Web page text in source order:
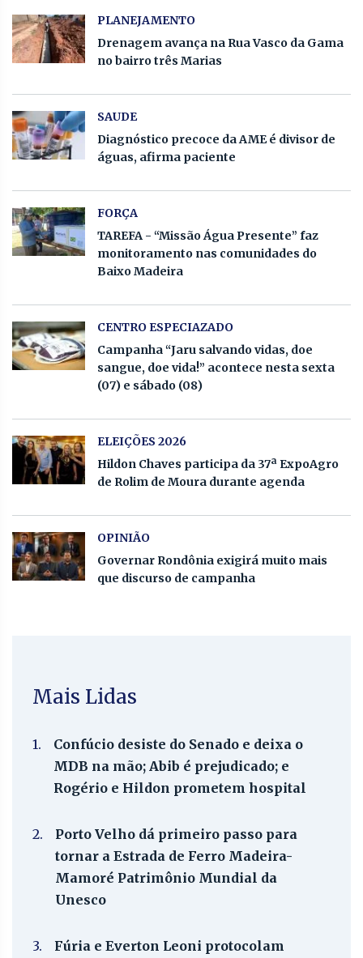
PLANEJAMENTO
Drenagem avança na Rua Vasco da Gama
no bairro três Marias
SAUDE
Diagnóstico precoce da AME é divisor de
águas, afirma paciente
FORÇA
TAREFA - “Missão Água Presente” faz
monitoramento nas comunidades do
Baixo Madeira
CENTRO ESPECIAZADO
Campanha “Jaru salvando vidas, doe
sangue, doe vida!” acontece nesta sexta
(07) e sábado (08)
ELEIÇÕES 2026
Hildon Chaves participa da 37ª ExpoAgro
de Rolim de Moura durante agenda
OPINIÃO
Governar Rondônia exigirá muito mais
que discurso de campanha
Mais Lidas
1.
Confúcio desiste do Senado e deixa o
MDB na mão; Abib é prejudicado; e
Rogério e Hildon prometem hospital
2.
Porto Velho dá primeiro passo para
tornar a Estrada de Ferro Madeira-
Mamoré Patrimônio Mundial da
Unesco
3. Fúria e Everton Leoni protocolam